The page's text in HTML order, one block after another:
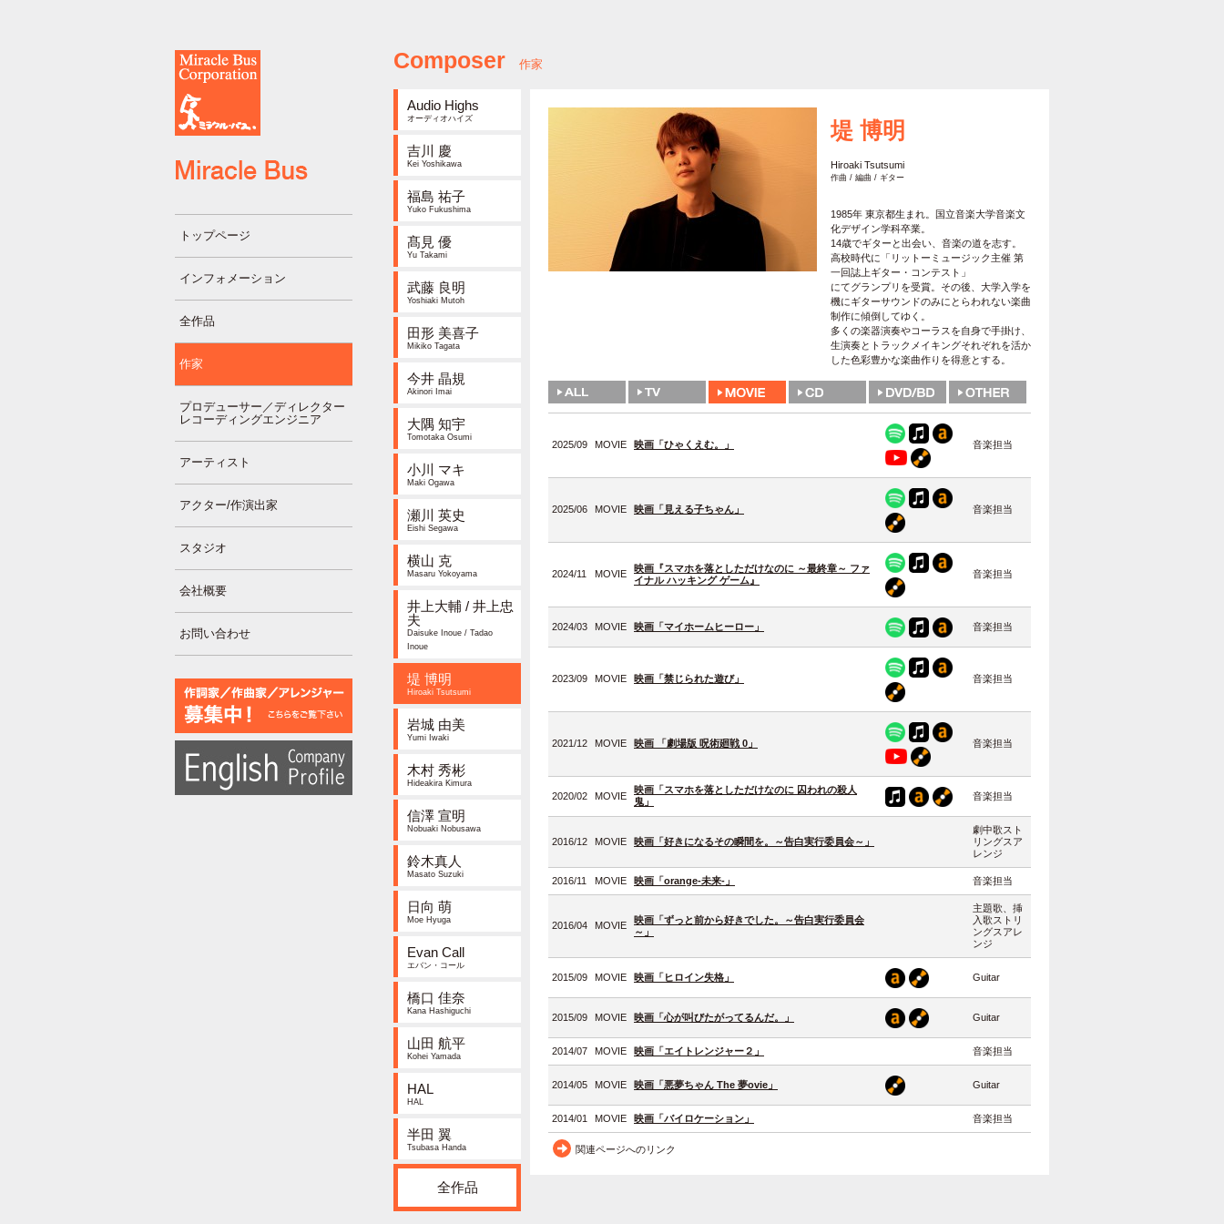
トップページ
インフォメーション
全作品
作家
プロデューサー／ディレクター
レコーディングエンジニア
アーティスト
アクター/作演出家
スタジオ
会社概要
お問い合わせ
Composer 作家
Audio Highs
オーディオハイズ
吉川 慶
Kei Yoshikawa
福島 祐子
Yuko Fukushima
髙見 優
Yu Takami
武藤 良明
Yoshiaki Mutoh
田形 美喜子
Mikiko Tagata
今井 晶規
Akinori Imai
大隅 知宇
Tomotaka Osumi
小川 マキ
Maki Ogawa
瀬川 英史
Eishi Segawa
横山 克
Masaru Yokoyama
井上大輔 / 井上忠
夫
Daisuke Inoue / Tadao
Inoue
堤 博明
Hiroaki Tsutsumi
岩城 由美
Yumi Iwaki
木村 秀彬
Hideakira Kimura
信澤 宣明
Nobuaki Nobusawa
鈴木真人
Masato Suzuki
日向 萌
Moe Hyuga
Evan Call
エバン・コール
橋口 佳奈
Kana Hashiguchi
山田 航平
Kohei Yamada
HAL
HAL
半田 翼
Tsubasa Handa
全作品
堤 博明
Hiroaki Tsutsumi
作曲 / 編曲 / ギター
1985年 東京都生まれ。国立音楽大学音楽文
化デザイン学科卒業。
14歳でギターと出会い、音楽の道を志す。
高校時代に「リットーミュージック主催 第
一回誌上ギター・コンテスト」
にてグランプリを受賞。その後、大学入学を
機にギターサウンドのみにとらわれない楽曲
制作に傾倒してゆく。
多くの楽器演奏やコーラスを自身で手掛け、
生演奏とトラックメイキングそれぞれを活か
した色彩豊かな楽曲作りを得意とする。
2025/09 MOVIE 映画「ひゃくえむ。」 音楽担当
2025/06 MOVIE 映画「見える子ちゃん」 音楽担当
2024/11 MOVIE
映画『スマホを落としただけなのに ～最終章～ ファ
イナル ハッキング ゲーム』
音楽担当
2024/03 MOVIE 映画「マイホームヒーロー」 音楽担当
2023/09 MOVIE 映画「禁じられた遊び」 音楽担当
2021/12 MOVIE 映画 「劇場版 呪術廻戦 0」 音楽担当
2020/02 MOVIE
映画「スマホを落としただけなのに 囚われの殺人
鬼」
音楽担当
2016/12 MOVIE 映画「好きになるその瞬間を。～告白実行委員会～」
劇中歌スト
リングスア
レンジ
2016/11 MOVIE 映画「orange-未来-」 音楽担当
2016/04 MOVIE
映画「ずっと前から好きでした。～告白実行委員会
～」
主題歌、挿
入歌ストリ
ングスアレ
ンジ
2015/09 MOVIE 映画「ヒロイン失格」 Guitar
2015/09 MOVIE 映画「心が叫びたがってるんだ。」 Guitar
2014/07 MOVIE 映画「エイトレンジャー２」 音楽担当
2014/05 MOVIE 映画「悪夢ちゃん The 夢ovie」 Guitar
2014/01 MOVIE 映画「バイロケーション」 音楽担当
関連ページへのリンク